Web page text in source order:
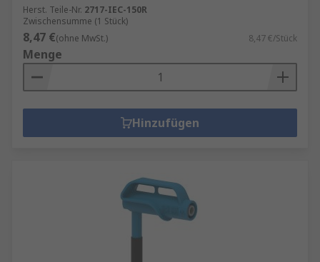
Herst. Teile-Nr. 2717-IEC-150R
Zwischensumme (1 Stück)
8,47 €(ohne MwSt.) 8,47 €/Stück
Menge
Hinzufügen